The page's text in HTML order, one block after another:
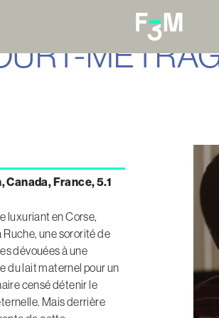
Canada, France, 5.1
luxuriant en Corse,
une sororité de
dévouées à une
du lait maternel pour un
censé détenir le
Mais derrière